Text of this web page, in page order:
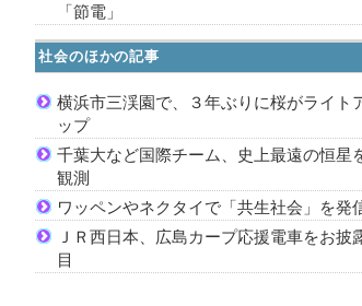
「節電」
社会のほかの記事
横浜市三渓園で、３年ぶりに桜がライト
ップ
千葉大など国際チーム、史上最遠の恒星
観測
ワッペンやネクタイで「共生社会」を発
ＪＲ西日本、広島カープ応援電車をお披
目